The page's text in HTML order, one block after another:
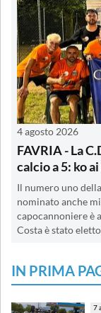
4 agosto 2026
FAVRIA - La
calcio a 5: ko
Il numero uno
nominato anche
capocannoniere è
Costa è stato
IN PRIMA
7